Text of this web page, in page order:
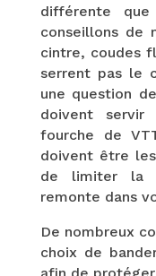
différente que
conseillons de
cintre, coudes
serrent pas le
une question
doivent servir
fourche de
doivent être
de limiter la
remonte dans
De nombreux
choix de